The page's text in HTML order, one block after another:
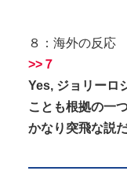
８：海外の反応
>>７
Yes, ジョリーロ
ことも根拠の一
かなり突飛な説